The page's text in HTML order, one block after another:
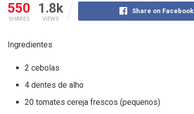
550
SHARES
1.8k
VIEWS
Share on Facebook
Ingredientes
2 cebolas
4 dentes de alho
20 tomates cereja frescos (pequenos)